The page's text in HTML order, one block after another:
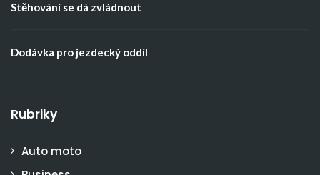
Stěhování se dá zvládnout
Dodávka pro jezdecký oddíl
Rubriky
Auto moto